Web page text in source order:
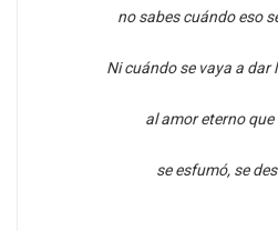
no sabes cuándo eso
Ni cuándo se vaya a dar
al amor eterno que
se esfumó, se